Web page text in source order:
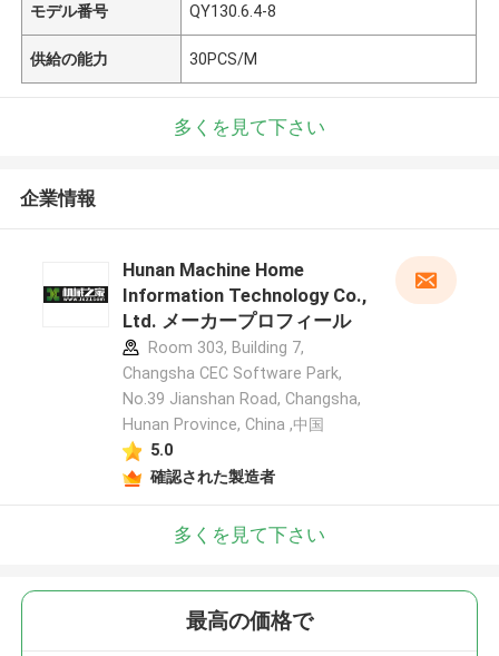
モデル番号 QY130.6.4-8
供給の能力 30PCS/M
多くを見て下さい
企業情報
Hunan Machine Home
Information Technology Co.,
Ltd. メーカープロフィール
Room 303, Building 7,
Changsha CEC Software Park,
No.39 Jianshan Road, Changsha,
Hunan Province, China ,中国
5.0
確認された製造者
多くを見て下さい
最高の価格で